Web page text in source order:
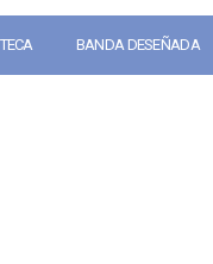
BANDA DESEÑADA